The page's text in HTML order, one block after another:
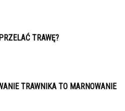
TRAWĘ?
TRAWNIKA TO MARNOWANIE